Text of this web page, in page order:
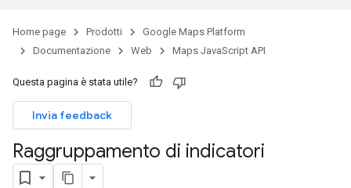
Home page Prodotti
Google Maps Platform
Documentazione
Web Maps JavaScript API
Questa pagina è stata utile?
Invia feedback
Raggruppamento di indicatori